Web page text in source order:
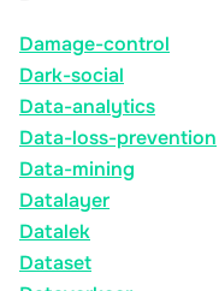
Damage-control
Dark-social
Data-analytics
Data-loss-prevention
Data-mining
Datalayer
Datalek
Dataset